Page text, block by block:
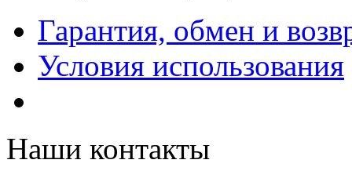
Гарантия, обмен и
Условия использования
Наши контакты